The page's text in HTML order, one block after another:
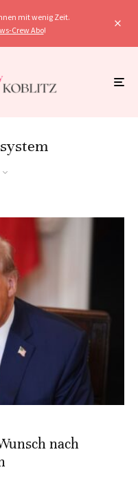
mit wenig Zeit.
Crew Abo!
nach